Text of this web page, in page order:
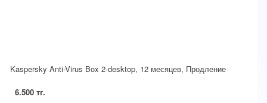
Kaspersky Anti-Virus Box 2-desktop, 12 месяцев, Продление
6.500 тг.